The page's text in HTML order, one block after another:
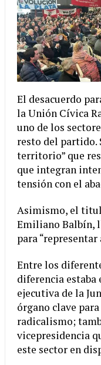
El desacuerdo
la Unión Cívica
uno de los
resto del partido.
territorio” que
que integran
tensión con el
Asimismo, el
Emiliano Balbín,
para
Entre los
diferencia estaba
ejecutiva de la
órgano clave
radicalismo;
vicepresidencia
este sector en